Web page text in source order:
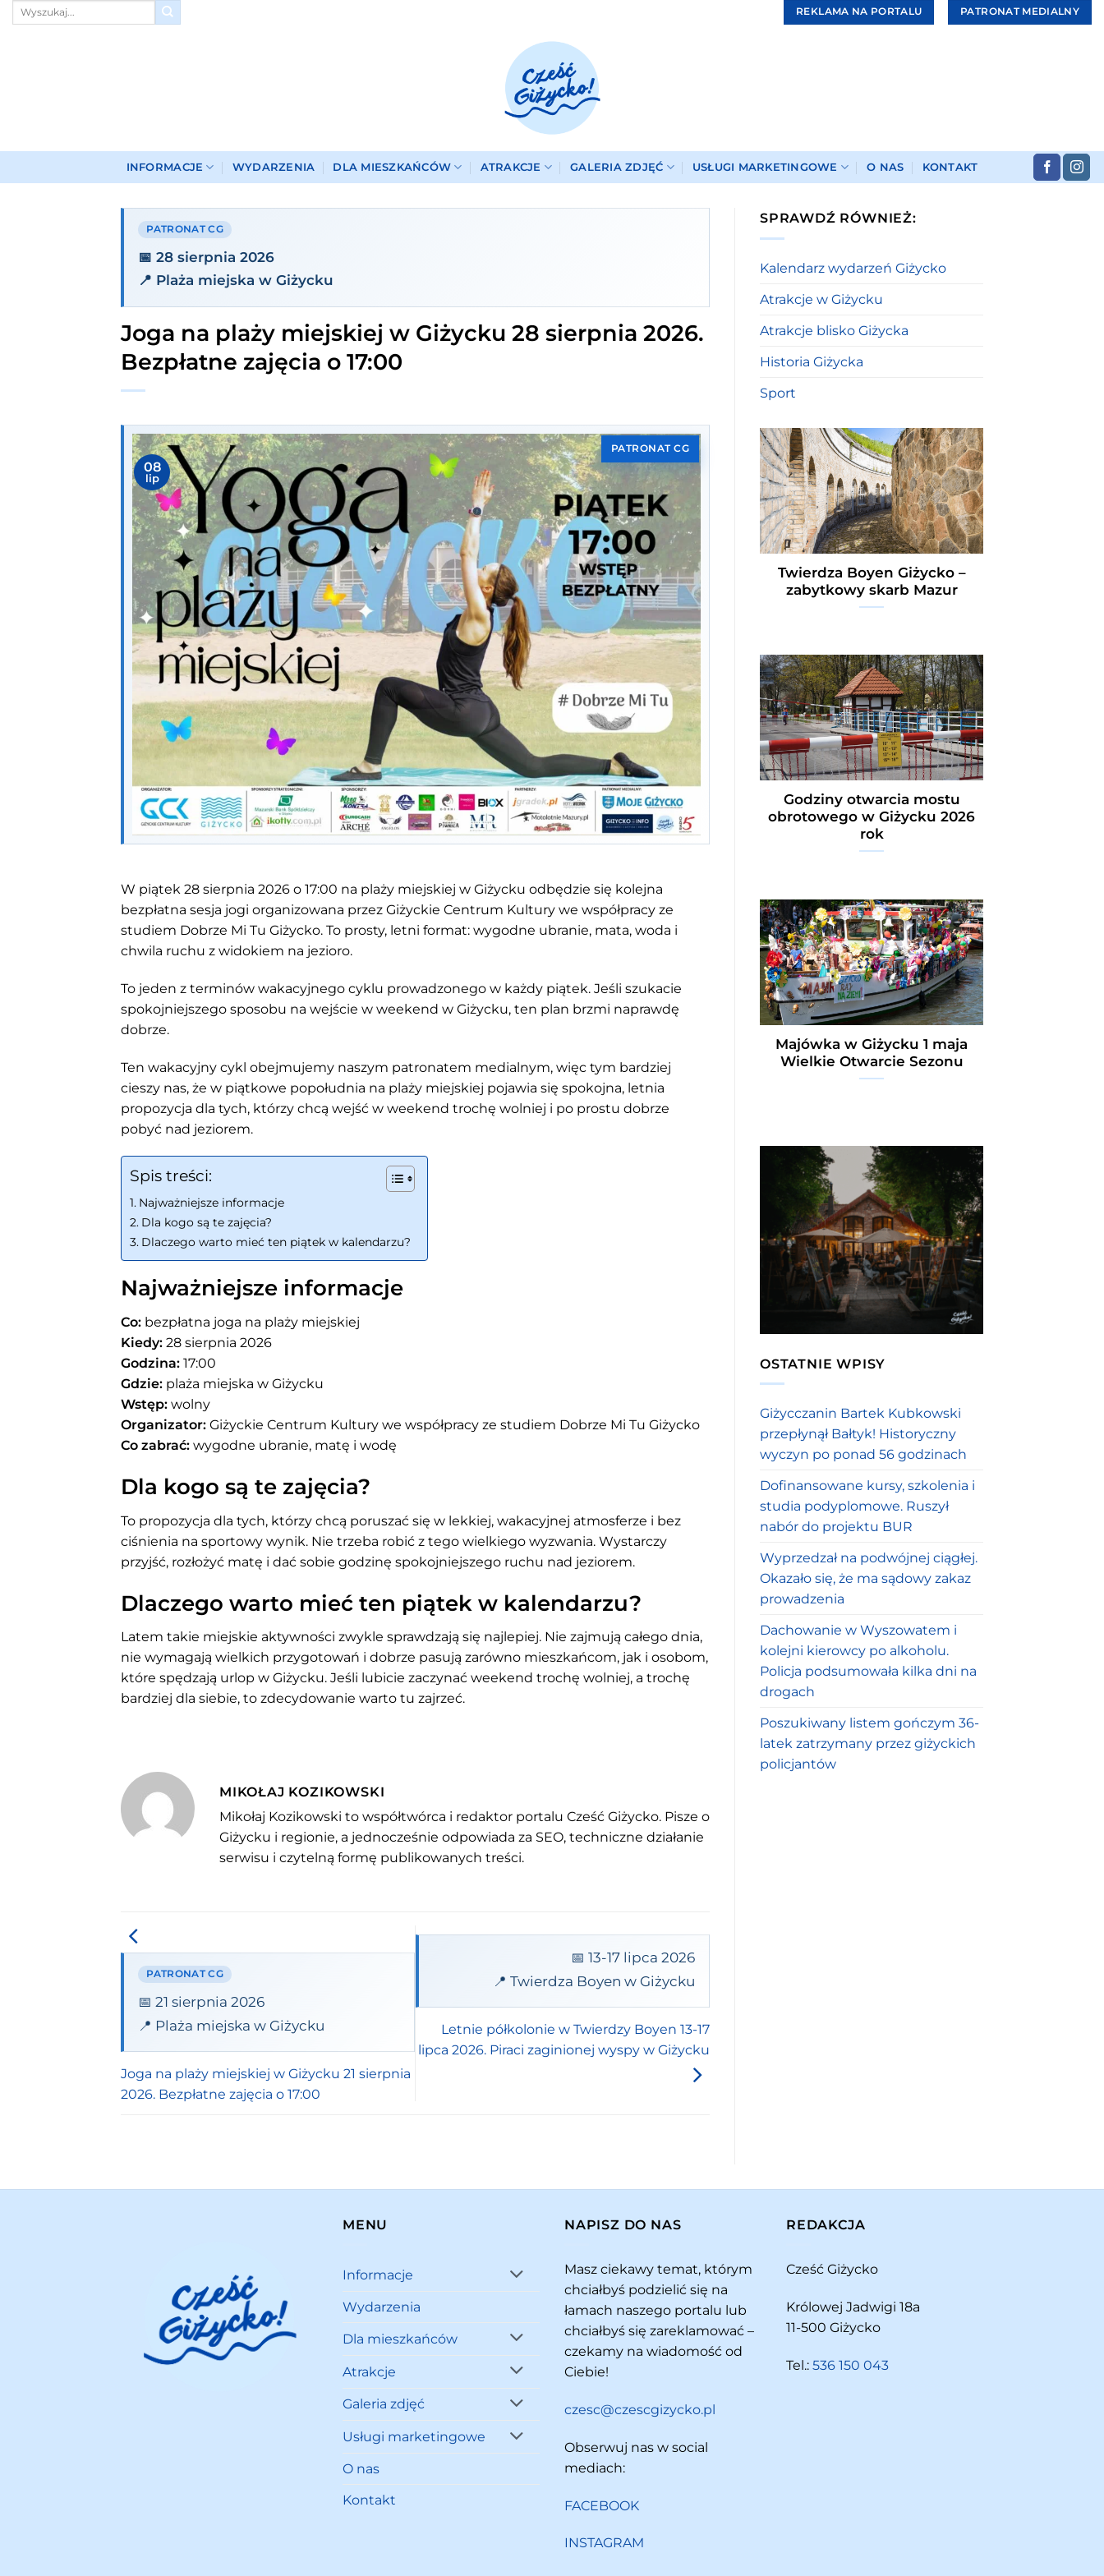
Przewiń
REKLAMA NA PORTALU PATRONAT MEDIALNY
INFORMACJE WYDARZENIA DLA MIESZKAŃCÓW ATRAKCJE GALERIA ZDJĘĆ USŁUGI MARKETINGOWE O NAS KONTAKT
PATRONAT CG
📅 28 sierpnia 2026
📍 Plaża miejska w Giżycku
Joga na plaży miejskiej w Giżycku 28 sierpnia 2026.
Bezpłatne zajęcia o 17:00
PATRONAT CG
08
lip
W piątek 28 sierpnia 2026 o 17:00 na plaży miejskiej w Giżycku odbędzie się kolejna
bezpłatna sesja jogi organizowana przez Giżyckie Centrum Kultury we współpracy ze
studiem Dobrze Mi Tu Giżycko. To prosty, letni format: wygodne ubranie, mata, woda i
chwila ruchu z widokiem na jezioro.
To jeden z terminów wakacyjnego cyklu prowadzonego w każdy piątek. Jeśli szukacie
spokojniejszego sposobu na wejście w weekend w Giżycku, ten plan brzmi naprawdę
dobrze.
Ten wakacyjny cykl obejmujemy naszym patronatem medialnym, więc tym bardziej
cieszy nas, że w piątkowe popołudnia na plaży miejskiej pojawia się spokojna, letnia
propozycja dla tych, którzy chcą wejść w weekend trochę wolniej i po prostu dobrze
pobyć nad jeziorem.
Spis treści:
Najważniejsze informacje
Dla kogo są te zajęcia?
Dlaczego warto mieć ten piątek w kalendarzu?
Najważniejsze informacje
Co: bezpłatna joga na plaży miejskiej
Kiedy: 28 sierpnia 2026
Godzina: 17:00
Gdzie: plaża miejska w Giżycku
Wstęp: wolny
Organizator: Giżyckie Centrum Kultury we współpracy ze studiem Dobrze Mi Tu Giżycko
Co zabrać: wygodne ubranie, matę i wodę
Dla kogo są te zajęcia?
To propozycja dla tych, którzy chcą poruszać się w lekkiej, wakacyjnej atmosferze i bez
ciśnienia na sportowy wynik. Nie trzeba robić z tego wielkiego wyzwania. Wystarczy
przyjść, rozłożyć matę i dać sobie godzinę spokojniejszego ruchu nad jeziorem.
Dlaczego warto mieć ten piątek w kalendarzu?
Latem takie miejskie aktywności zwykle sprawdzają się najlepiej. Nie zajmują całego dnia,
nie wymagają wielkich przygotowań i dobrze pasują zarówno mieszkańcom, jak i osobom,
które spędzają urlop w Giżycku. Jeśli lubicie zaczynać weekend trochę wolniej, a trochę
bardziej dla siebie, to zdecydowanie warto tu zajrzeć.
MIKOŁAJ KOZIKOWSKI
Mikołaj Kozikowski to współtwórca i redaktor portalu Cześć Giżycko. Pisze o
Giżycku i regionie, a jednocześnie odpowiada za SEO, techniczne działanie
serwisu i czytelną formę publikowanych treści.
PATRONAT CG
📅 21 sierpnia 2026
📍 Plaża miejska w Giżycku
Joga na plaży miejskiej w Giżycku 21 sierpnia
2026. Bezpłatne zajęcia o 17:00
📅 13-17 lipca 2026
📍 Twierdza Boyen w Giżycku
Letnie półkolonie w Twierdzy Boyen 13-17
lipca 2026. Piraci zaginionej wyspy w Giżycku
SPRAWDŹ RÓWNIEŻ:
Kalendarz wydarzeń Giżycko
Atrakcje w Giżycku
Atrakcje blisko Giżycka
Historia Giżycka
Sport
Twierdza Boyen Giżycko –
zabytkowy skarb Mazur
Godziny otwarcia mostu
obrotowego w Giżycku 2026
rok
Majówka w Giżycku 1 maja
Wielkie Otwarcie Sezonu
OSTATNIE WPISY
Giżycczanin Bartek Kubkowski
przepłynął Bałtyk! Historyczny
wyczyn po ponad 56 godzinach
Dofinansowane kursy, szkolenia i
studia podyplomowe. Ruszył
nabór do projektu BUR
Wyprzedzał na podwójnej ciągłej.
Okazało się, że ma sądowy zakaz
prowadzenia
Dachowanie w Wyszowatem i
kolejni kierowcy po alkoholu.
Policja podsumowała kilka dni na
drogach
Poszukiwany listem gończym 36-
latek zatrzymany przez giżyckich
policjantów
MENU
Informacje
Wydarzenia
Dla mieszkańców
Atrakcje
Galeria zdjęć
Usługi marketingowe
O nas
Kontakt
NAPISZ DO NAS
Masz ciekawy temat, którym
chciałbyś podzielić się na
łamach naszego portalu lub
chciałbyś się zareklamować –
czekamy na wiadomość od
Ciebie!
czesc@czescgizycko.pl
Obserwuj nas w social
mediach:
FACEBOOK
INSTAGRAM
REDAKCJA
Cześć Giżycko
Królowej Jadwigi 18a
11-500 Giżycko
Tel.: 536 150 043